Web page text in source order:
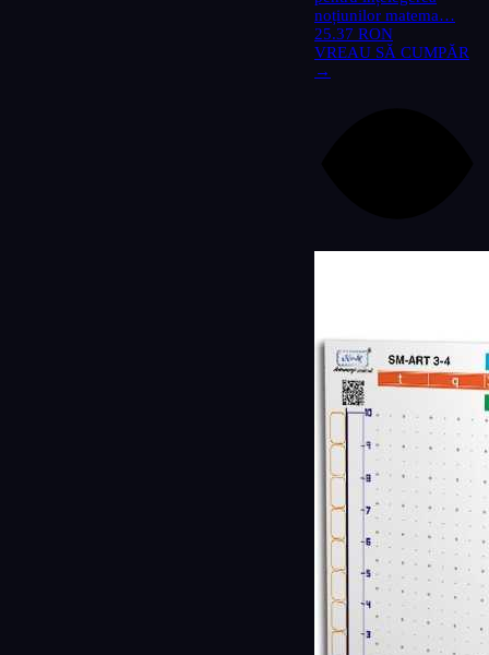
noțiunilor matema…
25.37 RON
VREAU SĂ CUMPĂR
→